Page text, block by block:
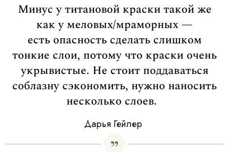
Минус у титановой краски такой же
как у меловых/мраморных —
есть опасность сделать слишком
тонкие слои, потому что краски очень
укрывистые. Не стоит поддаваться
соблазну сэкономить, нужно наносить
несколько слоев.
Дарья Гейлер